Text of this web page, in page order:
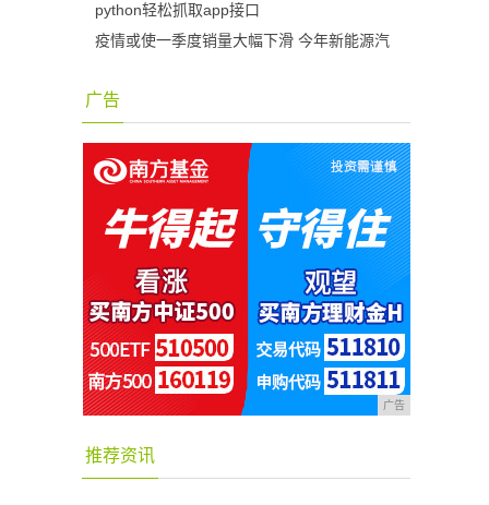
python轻松抓取app接口
疫情或使一季度销量大幅下滑 今年新能源汽
广告
广告
推荐资讯